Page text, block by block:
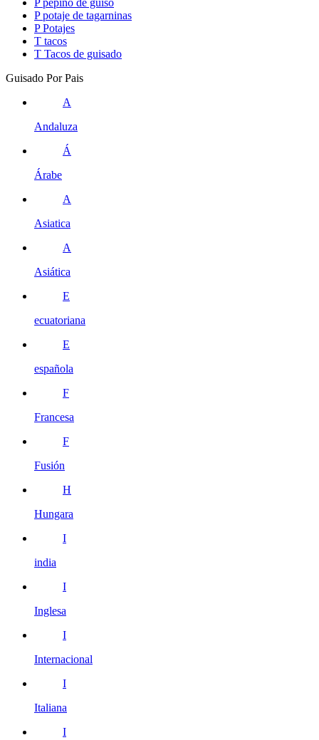
P pepino de guiso
P potaje de tagarninas
P Potajes
T tacos
T Tacos de guisado
Guisado Por Pais
A
Andaluza
Á
Árabe
A
Asiatica
A
Asiática
E
ecuatoriana
E
española
F
Francesa
F
Fusión
H
Hungara
I
india
I
Inglesa
I
Internacional
I
Italiana
I